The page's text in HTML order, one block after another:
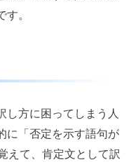
。
し方に困ってしまう人
に「否定を示す語句が
えて、肯定文として訳